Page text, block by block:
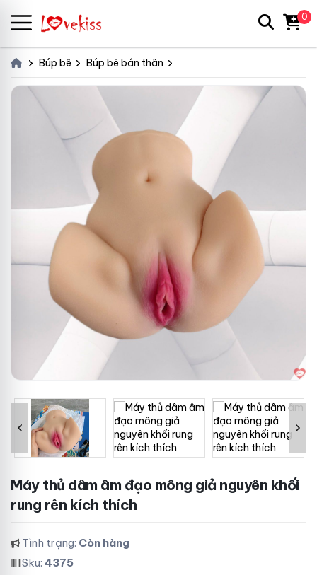
Búp bê Búp bê bán thân
Máy thủ dâm âm đạo mông giả nguyên khối
rung rên kích thích
Tình trạng: Còn hàng
Sku: 4375
0